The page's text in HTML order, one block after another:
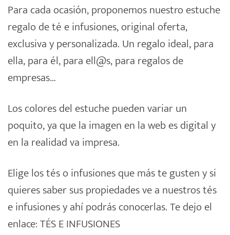
Para cada ocasión, proponemos nuestro estuche
regalo de té einfusiones, original oferta,
exclusiva y personalizada. Un regalo ideal, para
ella, para él, para ell@s, para regalos de
empresas…
Los colores del estuche pueden variar un
poquito, ya que la imagen en la web es digital y
en la realidad va impresa.
Elige los tés o infusiones que más te gusten y si
quieres saber sus propiedades ve a nuestros tés
e infusiones y ahí podrás conocerlas. Te dejo el
enlace:TÉS E INFUSIONES